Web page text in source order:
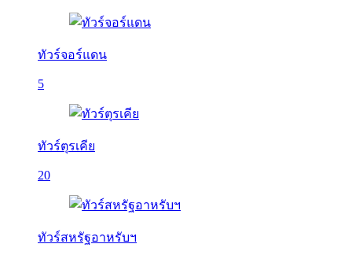
ทัวร์จอร์แดน
5
ทัวร์ตุรเคีย
20
ทัวร์สหรัฐอาหรับฯ